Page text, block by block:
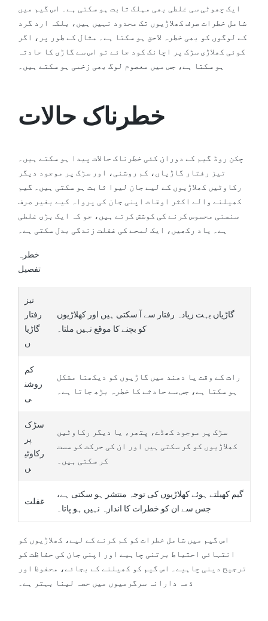
ایک چھوٹی سی غلطی بھی مہلک ثابت ہو سکتی ہے۔ اس گیم میں
شامل خطرات صرف کھلاڑیوں تک محدود نہیں ہیں، بلکہ ارد گرد
کے لوگوں کو بھی خطرہ لاحق ہو سکتا ہے۔ مثال کے طور پر، اگر
کوئی کھلاڑی سڑک پر اچانک کود جائے تو اس سے گاڑی کا حادثہ
ہو سکتا ہے، جس میں معصوم لوگ بھی زخمی ہو سکتے ہیں۔
خطرناک حالات
چکن روڈ گیم کے دوران کئی خطرناک حالات پیدا ہو سکتے ہیں۔
تیز رفتار گاڑیاں، کم روشنی، اور سڑک پر موجود دیگر
رکاوٹیں کھلاڑیوں کے لیے جان لیوا ثابت ہو سکتی ہیں۔ گیم
کھیلنے والے اکثر اوقات اپنی جان کی پرواہ کیے بغیر صرف
سنسنی محسوس کرنے کی کوشش کرتے ہیں، جو کہ ایک بڑی غلطی
ہے۔ یاد رکھیں، ایک لمحے کی غفلت زندگی بدل سکتی ہے۔
خطرہ
تفصیل
تیز
رفتار
گاڑیا
ں
گاڑیاں بہت زیادہ رفتار سے آ سکتی ہیں اور کھلاڑیوں
کو بچنے کا موقع نہیں ملتا۔
کم
روشن
ی
رات کے وقت یا دھند میں گاڑیوں کو دیکھنا مشکل
ہو سکتا ہے، جس سے حادثے کا خطرہ بڑھ جاتا ہے۔
سڑک
پر
رکاوٹی
ں
سڑک پر موجود کھڈے، پتھر، یا دیگر رکاوٹیں
کھلاڑیوں کو گر سکتی ہیں اور ان کی حرکت کو سست
کر سکتی ہیں۔
غفلت
گیم کھیلتے ہوئے کھلاڑیوں کی توجہ منتشر ہو سکتی ہے،
جس سے ان کو خطرات کا اندازہ نہیں ہو پاتا۔
اس گیم میں شامل خطرات کو کم کرنے کے لیے، کھلاڑیوں کو
انتہائی احتیاط برتنی چاہیے اور اپنی جان کی حفاظت کو
ترجیح دینی چاہیے۔ اس گیم کو کھیلنے کے بجائے، محفوظ اور
ذمہ دارانہ سرگرمیوں میں حصہ لینا بہتر ہے۔